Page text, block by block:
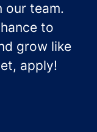
our team.
to
grow like
apply!